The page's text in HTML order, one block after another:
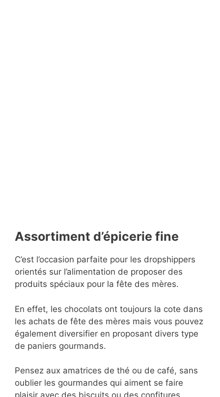
Assortiment d’épicerie fine
C’est l’occasion parfaite pour les dropshippers
orientés sur l’alimentation de proposer des
produits spéciaux pour la fête des mères.
En effet, les chocolats ont toujours la cote dans
les achats de fête des mères mais vous pouvez
également diversifier en proposant divers type
de paniers gourmands.
Pensez aux amatrices de thé ou de café, sans
oublier les gourmandes qui aiment se faire